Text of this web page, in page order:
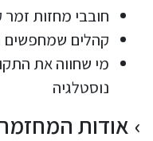
חובבי מחזות זמר
קהלים שמחפשים
מי שחווה את
נוסטלגיה
אודות